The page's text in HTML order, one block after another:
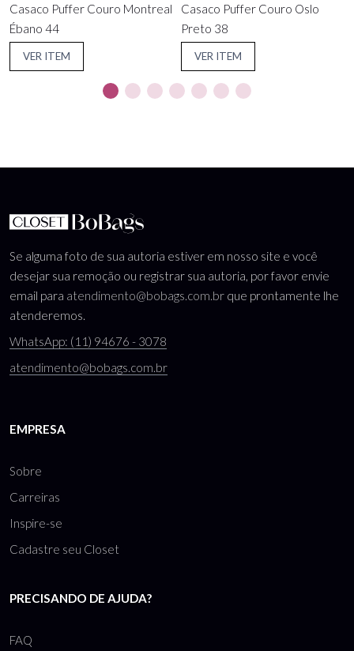
Casaco Puffer Couro Montreal
Ébano 44
VER ITEM
Casaco Puffer Couro Oslo
Preto 38
VER ITEM
Se alguma foto de sua autoria estiver em nosso site e você
desejar sua remoção ou registrar sua autoria, por favor envie
email para atendimento@bobags.com.br que prontamente lhe
atenderemos.
WhatsApp: (11) 94676 - 3078
atendimento@bobags.com.br
EMPRESA
Sobre
Carreiras
Inspire-se
Cadastre seu Closet
PRECISANDO DE AJUDA?
FAQ